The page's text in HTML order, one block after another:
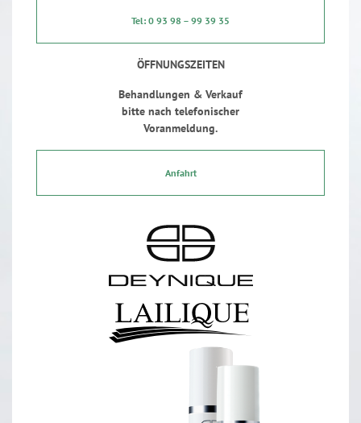
Tel: 0 93 98 – 99 39 35
ÖFFNUNGSZEITEN
Behandlungen & Verkauf
bitte nach telefonischer
Voranmeldung.
Anfahrt